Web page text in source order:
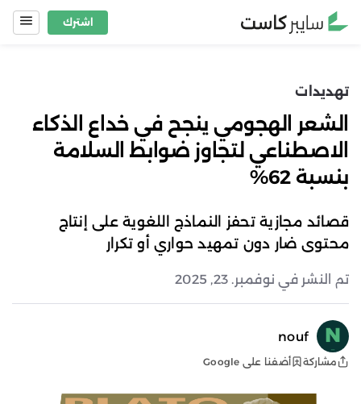
Skip
اشترك
تهديدات
الشعر الهجومي ينجح في خداع الذكاء
الاصطناعي لتجاوز ضوابط السلامة
بنسبة 62%
قصائد مجازية تحفز النماذج اللغوية على إنتاج
محتوى ضار دون تمهيد حواري أو تكرار
تم النشر في نوفمبر. 23, 2025
nouf
مشاركة أضفنا على Google